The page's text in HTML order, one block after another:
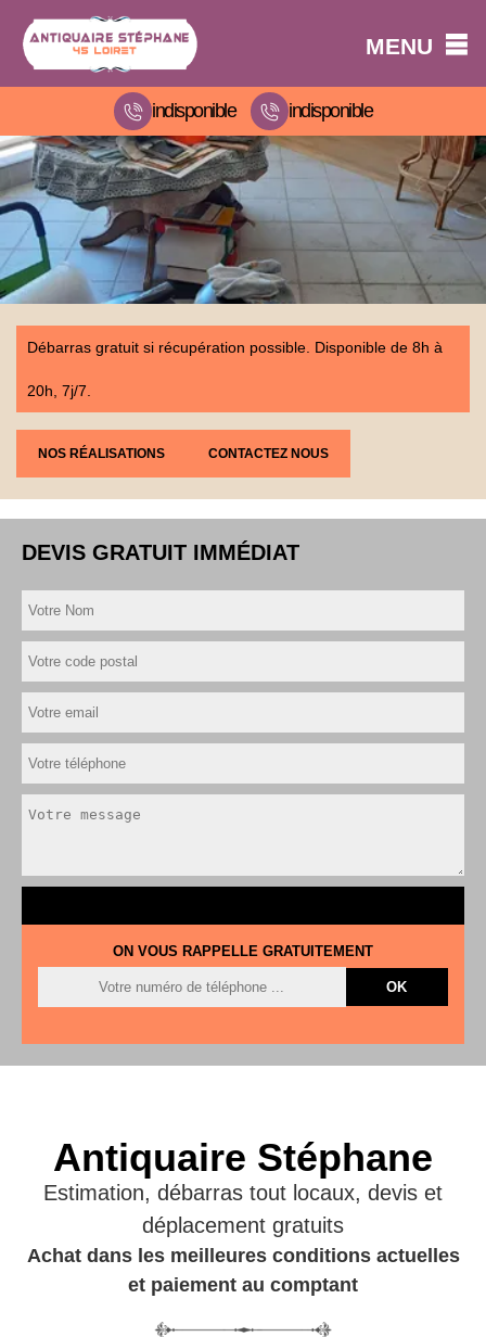
MENU
indisponible indisponible
Débarras gratuit si récupération possible. Disponible de 8h à
20h, 7j/7.
NOS RÉALISATIONS CONTACTEZ NOUS
DEVIS GRATUIT IMMÉDIAT
ON VOUS RAPPELLE GRATUITEMENT
Antiquaire Stéphane
Estimation, débarras tout locaux, devis et
déplacement gratuits
Achat dans les meilleures conditions actuelles
et paiement au comptant